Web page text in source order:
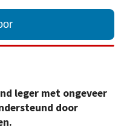
leger met ongeveer
door